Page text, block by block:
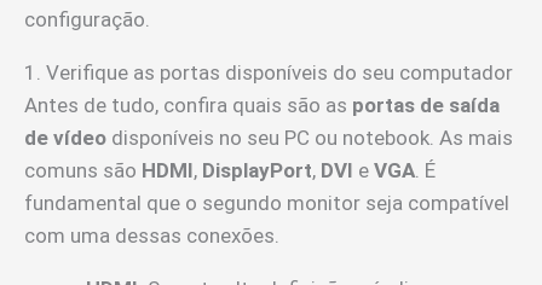
configuração.
1. Verifique as portas disponíveis do seu computador
Antes de tudo, confira quais são as portas de saída
de vídeo disponíveis no seu PC ou notebook. As mais
comuns são HDMI, DisplayPort, DVI e VGA. É
fundamental que o segundo monitor seja compatível
com uma dessas conexões.